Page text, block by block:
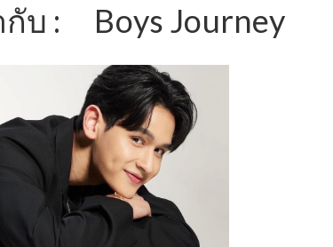
บ : Boys Journey